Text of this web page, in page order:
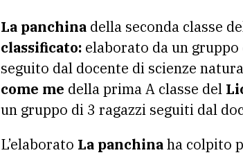
La panchina della seconda classe
classificato: elaborato da un
seguito dal docente di scienze
come me della prima A classe del
un gruppo di 3 ragazzi seguiti dal
L’elaborato La panchinaha colpito